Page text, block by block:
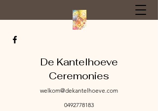
De Kantelhoeve
Ceremonies
welkom@dekantelhoeve.com
0492778183